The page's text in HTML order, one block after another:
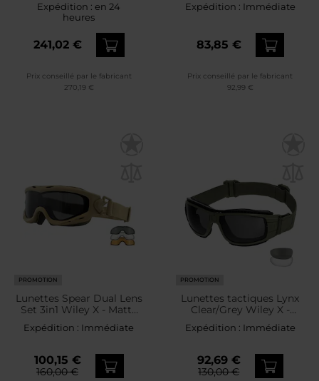
Expédition :en 24
heures
241,02 €
Prix conseillé par le fabricant
270,19 €
Expédition : Immédiate
83,85 €
Prix conseillé par le fabricant
92,99 €
PROMOTION
Lunettes Spear Dual Lens
Set 3in1 Wiley X - Matte
Expédition : Immédiate
100,15 €
160,00 €
PROMOTION
Lunettes tactiques Lynx
Clear/Grey Wiley X -
Expédition : Immédiate
92,69 €
130,00 €